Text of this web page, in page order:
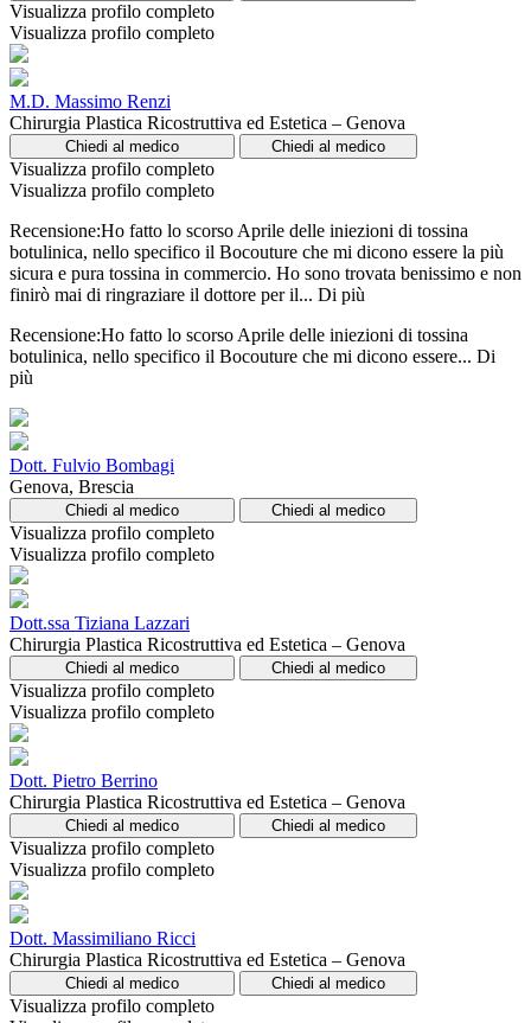
Visualizza profilo completo
Visualizza profilo completo
M.D. Massimo Renzi
Chirurgia Plastica Ricostruttiva ed Estetica – Genova
Chiedi al medico Chiedi al medico
Visualizza profilo completo
Visualizza profilo completo
Recensione:Ho fatto lo scorso Aprile delle iniezioni di tossina
botulinica, nello specifico il Bocouture che mi dicono essere la più
sicura e pura tossina in commercio. Ho sono trovata benissimo e non
finirò mai di ringraziare il dottore per il... Di più
Recensione:Ho fatto lo scorso Aprile delle iniezioni di tossina
botulinica, nello specifico il Bocouture che mi dicono essere... Di
più
Dott. Fulvio Bombagi
Genova, Brescia
Chiedi al medico Chiedi al medico
Visualizza profilo completo
Visualizza profilo completo
Dott.ssa Tiziana Lazzari
Chirurgia Plastica Ricostruttiva ed Estetica – Genova
Chiedi al medico Chiedi al medico
Visualizza profilo completo
Visualizza profilo completo
Dott. Pietro Berrino
Chirurgia Plastica Ricostruttiva ed Estetica – Genova
Chiedi al medico Chiedi al medico
Visualizza profilo completo
Visualizza profilo completo
Dott. Massimiliano Ricci
Chirurgia Plastica Ricostruttiva ed Estetica – Genova
Chiedi al medico Chiedi al medico
Visualizza profilo completo